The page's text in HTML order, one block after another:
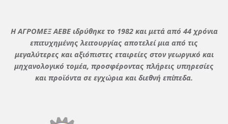
Η ΑΓΡΟΜΕΞ ΑΕΒΕ ιδρύθηκε το 1982 και μετά από 44 χρόνια
επιτυχημένης λειτουργίας αποτελεί μια από τις
μεγαλύτερες και αξιόπιστες εταιρείες στον γεωργικό και
μηχανολογικό τομέα, προσφέροντας πλήρεις υπηρεσίες
και προϊόντα σε εγχώρια και διεθνή επίπεδα.